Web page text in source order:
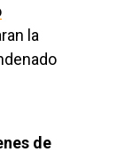
la
de